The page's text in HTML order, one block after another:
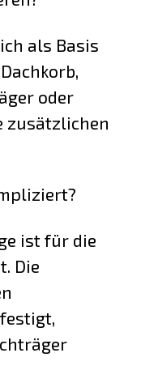
als Basis
oder
zusätzlichen
ist für die
Die